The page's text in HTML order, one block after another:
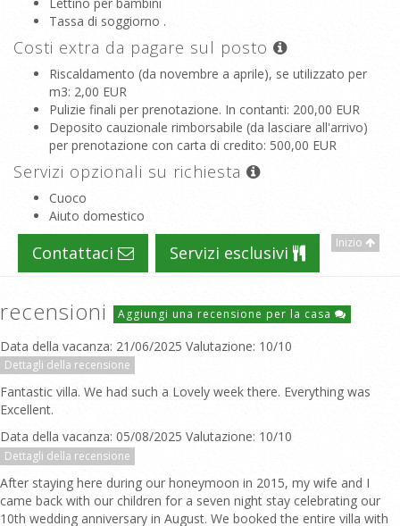
Tassa di soggiorno .
Costi extra da pagare sul posto
Riscaldamento (da novembre a aprile), se utilizzato per
m3: 2,00 EUR
Pulizie finali per prenotazione. In contanti: 200,00 EUR
Deposito cauzionale rimborsabile (da lasciare all'arrivo)
per prenotazione con carta di credito: 500,00 EUR
Servizi opzionali su richiesta
Cuoco
Aiuto domestico
Inizio
Contattaci Servizi esclusivi
recensioni Aggiungi una recensione per la casa
Data della vacanza: 21/06/2025 Valutazione: 10/10
Dettagli della recensione
Fantastic villa. We had such a Lovely week there. Everything was
Excellent.
Data della vacanza: 05/08/2025 Valutazione: 10/10
Dettagli della recensione
After staying here during our honeymoon in 2015, my wife and I
came back with our children for a seven night stay celebrating our
10th wedding anniversary in August. We booked the entire villa with